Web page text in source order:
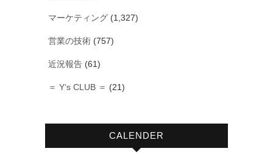
マーケティング (1,327)
営業の技術 (757)
近況報告 (61)
＝ Y‘s CLUB ＝ (21)
CALENDER